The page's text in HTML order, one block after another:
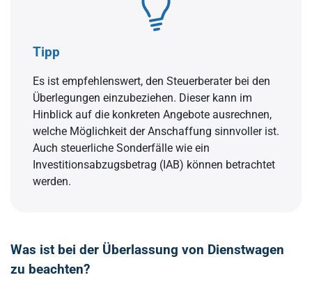
Tipp
Es ist empfehlenswert, den Steuerberater bei den
Überlegungen einzubeziehen. Dieser kann im
Hinblick auf die konkreten Angebote ausrechnen,
welche Möglichkeit der Anschaffung sinnvoller ist.
Auch steuerliche Sonderfälle wie ein
Investitionsabzugsbetrag (IAB) können betrachtet
werden.
Was ist bei der Überlassung von Dienstwagen
zu beachten?